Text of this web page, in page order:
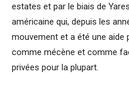
estates et par le biais de
américaine qui, depuis les
mouvement et a été une aide
comme mécène et comme
privées pour la plupart.